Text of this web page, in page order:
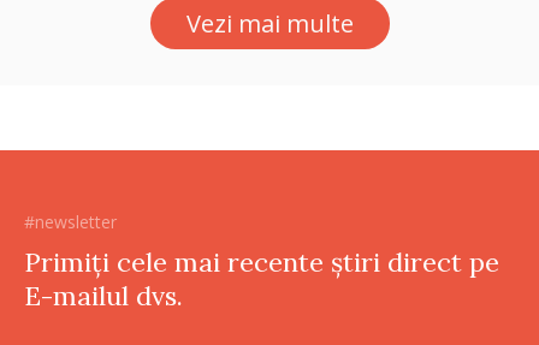
Vezi mai multe
#newsletter
Primiți cele mai recente știri direct pe
E-mailul dvs.